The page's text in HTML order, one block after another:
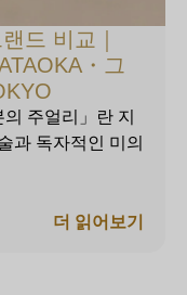
드 비교｜
・그
주얼리」란 지
과 독자적인 미의
더 읽어보기